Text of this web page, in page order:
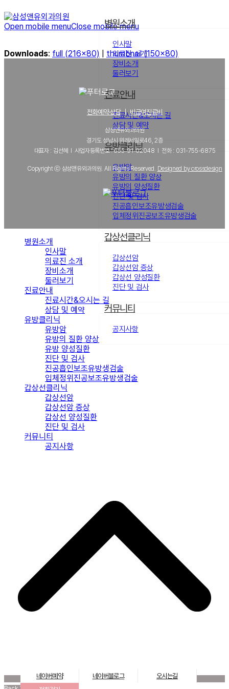
병원소개
인사말
의료진 소개
장비소개
둘러보기
진료안내
진료시간&오시는 길
상담 및 예약
유방클리닉
유방암
유방의 질환 양상
유방의 양성질환
진단 및 검사
진공흡인보조유방생검술
입체정위진공보조유방생검술
갑상선클리닉
갑상선암
갑상선암 증상
갑상선 양성질환
진단 및 검사
커뮤니티
공지사항
Open mobile menuClose mobile menu
Downloads: full (216x80) thumbnail (150x80)
전화예약·상담｜ 비급여진료비
삼성앤유외과의원
경기도 성남시 위례서일로46, 2층
대표자 : 김선혜 l 사업자등록번호 : 655-91-02048 l 전화 : 031-755-6875
Copyright ⓒ 삼성앤유외과의원. All Rights Reserved. Designed by crossdesign
네이버예약 네이버블로그
오시는길
병원소개
인사말
의료진 소개
장비소개
둘러보기
진료안내
진료시간&오시는 길
상담 및 예약
유방클리닉
유방암
유방의 질환 양상
유방 양성질환
진단 및 검사
진공흡인보조유방생검술
입체정위진공보조유방생검술
갑상선클리닉
갑상선암
갑상선암 증상
갑상선 양성질환
진단 및 검사
커뮤니티
공지사항